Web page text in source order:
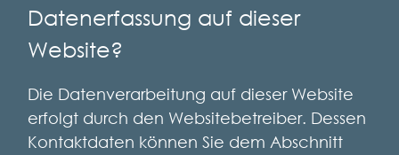
Datenerfassung auf dieser
Website?
Die Datenverarbeitung auf dieser Website
erfolgt durch den Websitebetreiber. Dessen
Kontaktdaten können Sie dem Abschnitt